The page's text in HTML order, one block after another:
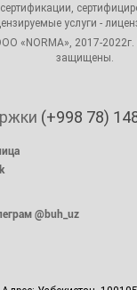
сертификации,
услуги -
«NORMA», 2017-2022г.
защищены.
(+998 78)
@buh_uz